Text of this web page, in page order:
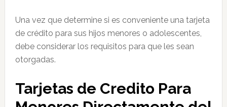
Una vez que determine si es conveniente una tarjeta
de crédito para sus hijos menores o adolescentes,
debe considerar los requisitos para que les sean
otorgadas.
Tarjetas de Credito Para